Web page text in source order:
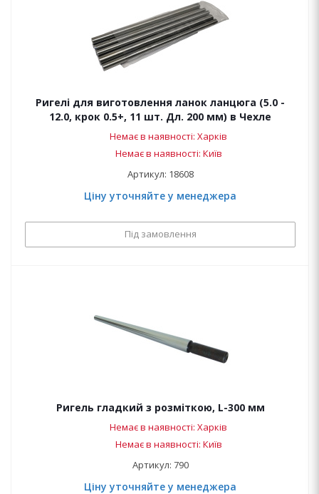
Ригелі для виготовлення ланок ланцюга (5.0 -
12.0, крок 0.5+, 11 шт. Дл. 200 мм) в Чехле
Немає в наявності: Харків
Немає в наявності: Київ
Артикул: 18608
Ціну уточняйте у менеджера
Під замовлення
Ригель гладкий з розміткою, L-300 мм
Немає в наявності: Харків
Немає в наявності: Київ
Артикул: 790
Ціну уточняйте у менеджера